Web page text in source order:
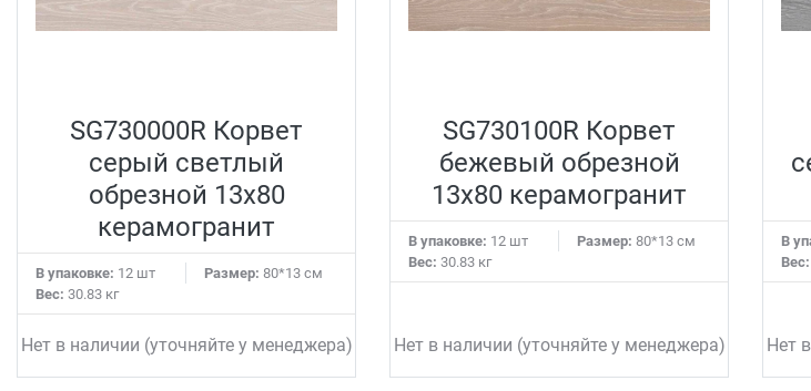
SG730000R Корвет
серый светлый
обрезной 13x80
керамогранит
В упаковке: 12 шт Размер: 80*13 см
Вес: 30.83 кг
Нет в наличии (уточняйте у менеджера)
SG730100R Корвет
бежевый обрезной
13x80 керамогранит
В упаковке: 12 шт Размер: 80*13 см
Вес: 30.83 кг
Нет в наличии (уточняйте у менеджера)
В
Вес:
Нет